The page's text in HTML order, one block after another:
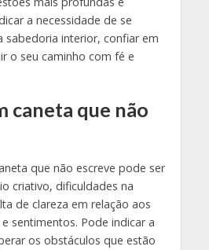
a necessidade de se
sabedoria interior, confiar em
o seu caminho com fé e
caneta que não
que não escreve pode ser
criativo, dificuldades na
de clareza em relação aos
sentimentos. Pode indicar a
os obstáculos que estão